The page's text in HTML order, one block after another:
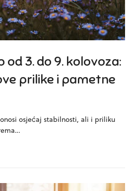
od 3. do 9. kolovoza:
prilike i pametne
osjećaj stabilnosti, ali i priliku